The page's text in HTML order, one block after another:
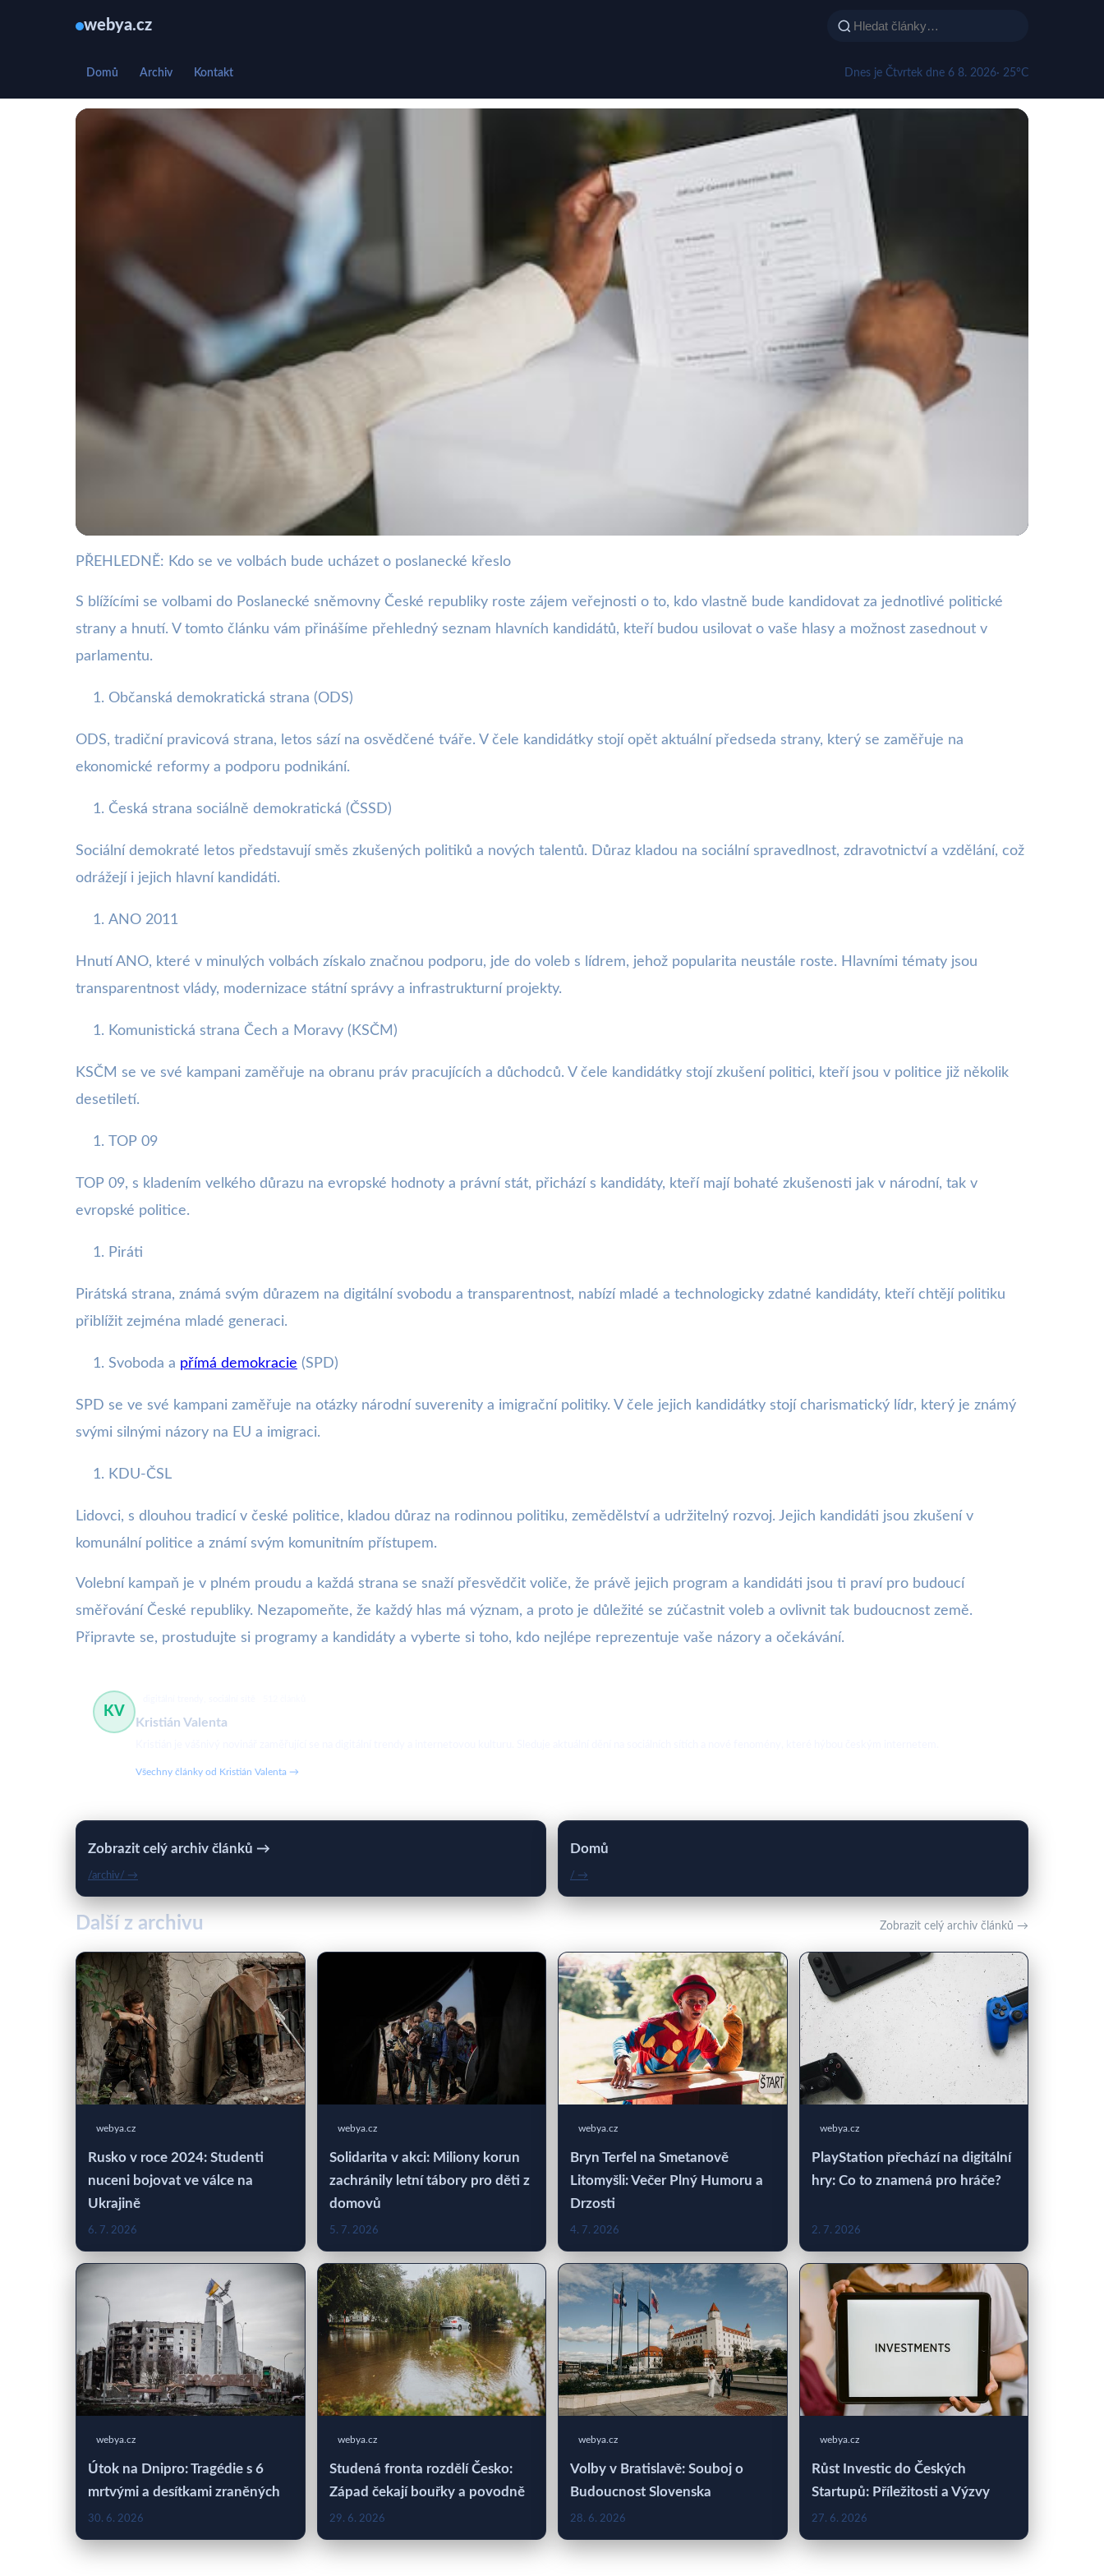
webya.cz
Domů Archiv Kontakt Dnes je Čtvrtek dne 6 8. 2026· 25°C
webya.cz
Seznam Kandidátů pro Volby do Sněmovny: Kdo Získá Vaše Hlasy?
10. 6. 2025 · 3 min čtení · Autor: Kristián Valenta
PŘEHLEDNĚ: Kdo se ve volbách bude ucházet o poslanecké křeslo
S blížícími se volbami do Poslanecké sněmovny České republiky roste zájem veřejnosti o to, kdo vlastně bude kandidovat za jednotlivé politické
strany a hnutí. V tomto článku vám přinášíme přehledný seznam hlavních kandidátů, kteří budou usilovat o vaše hlasy a možnost zasednout v
parlamentu.
Občanská demokratická strana (ODS)
ODS, tradiční pravicová strana, letos sází na osvědčené tváře. V čele kandidátky stojí opět aktuální předseda strany, který se zaměřuje na
ekonomické reformy a podporu podnikání.
Česká strana sociálně demokratická (ČSSD)
Sociální demokraté letos představují směs zkušených politiků a nových talentů. Důraz kladou na sociální spravedlnost, zdravotnictví a vzdělání, což
odrážejí i jejich hlavní kandidáti.
ANO 2011
Hnutí ANO, které v minulých volbách získalo značnou podporu, jde do voleb s lídrem, jehož popularita neustále roste. Hlavními tématy jsou
transparentnost vlády, modernizace státní správy a infrastrukturní projekty.
Komunistická strana Čech a Moravy (KSČM)
KSČM se ve své kampani zaměřuje na obranu práv pracujících a důchodců. V čele kandidátky stojí zkušení politici, kteří jsou v politice již několik
desetiletí.
TOP 09
TOP 09, s kladením velkého důrazu na evropské hodnoty a právní stát, přichází s kandidáty, kteří mají bohaté zkušenosti jak v národní, tak v
evropské politice.
Piráti
Pirátská strana, známá svým důrazem na digitální svobodu a transparentnost, nabízí mladé a technologicky zdatné kandidáty, kteří chtějí politiku
přiblížit zejména mladé generaci.
Svoboda a přímá demokracie (SPD)
SPD se ve své kampani zaměřuje na otázky národní suverenity a imigrační politiky. V čele jejich kandidátky stojí charismatický lídr, který je známý
svými silnými názory na EU a imigraci.
KDU-ČSL
Lidovci, s dlouhou tradicí v české politice, kladou důraz na rodinnou politiku, zemědělství a udržitelný rozvoj. Jejich kandidáti jsou zkušení v
komunální politice a známí svým komunitním přístupem.
Volební kampaň je v plném proudu a každá strana se snaží přesvědčit voliče, že právě jejich program a kandidáti jsou ti praví pro budoucí
směřování České republiky. Nezapomeňte, že každý hlas má význam, a proto je důležité se zúčastnit voleb a ovlivnit tak budoucnost země.
Připravte se, prostudujte si programy a kandidáty a vyberte si toho, kdo nejlépe reprezentuje vaše názory a očekávání.
KV
Kristián Valenta
Všechny články od Kristián Valenta →
Zobrazit celý archiv článků →
/archiv/ →
Domů
/ →
Další z archivu Zobrazit celý archiv článků →
webya.cz
Rusko v roce 2024: Studenti
nuceni bojovat ve válce na
Ukrajině
6. 7. 2026
webya.cz
Solidarita v akci: Miliony korun
zachránily letní tábory pro děti z
domovů
5. 7. 2026
webya.cz
Bryn Terfel na Smetanově
Litomyšli: Večer Plný Humoru a
Drzosti
4. 7. 2026
webya.cz
PlayStation přechází na digitální
hry: Co to znamená pro hráče?
2. 7. 2026
webya.cz
Útok na Dnipro: Tragédie s 6
mrtvými a desítkami zraněných
30. 6. 2026
webya.cz
Studená fronta rozdělí Česko:
Západ čekají bouřky a povodně
29. 6. 2026
webya.cz
Volby v Bratislavě: Souboj o
Budoucnost Slovenska
28. 6. 2026
webya.cz
Růst Investic do Českých
Startupů: Příležitosti a Výzvy
27. 6. 2026